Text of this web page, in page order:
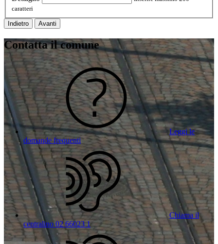
caratteri
Indietro Avanti
Contatta il comune
Leggi le
domande frequenti
Chiama il
centralino 02 66023 1